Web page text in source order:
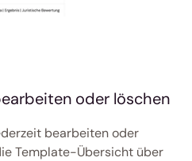
oder löschen
bearbeiten oder
Template-Übersicht über